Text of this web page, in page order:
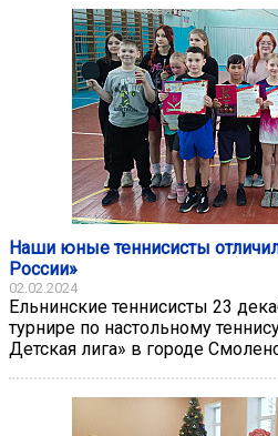
Наши юные теннисисты
России»
02.02.2024
Ельнинские теннисисты 23
турнире по настольному
Детская лига» в городе